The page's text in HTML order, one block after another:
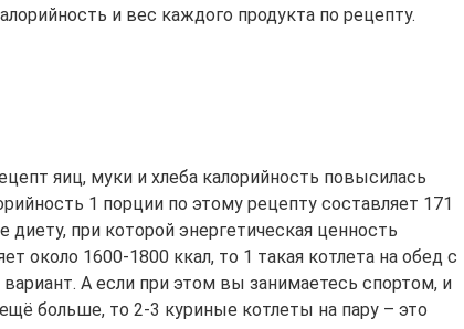
и вес каждого продукта по рецепту.
яиц, муки и хлеба калорийность повысилась
1 порции по этому рецепту составляет 171
при которой энергетическая ценность
около 1600-1800 ккал, то 1 такая котлета на обед с
А если при этом вы занимаетесь спортом, и
больше, то 2-3 куриные котлеты на пару – это